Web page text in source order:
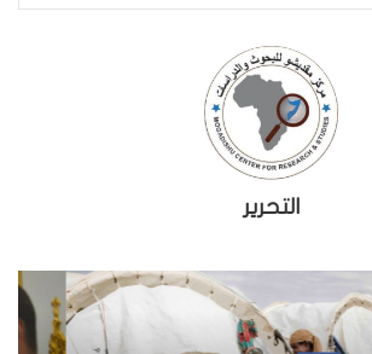
التحرير